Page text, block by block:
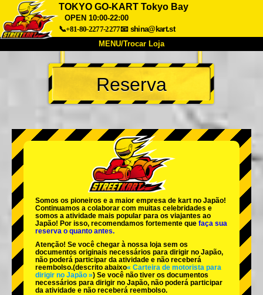
TOKYO GO-KART Tokyo Bay
OPEN 10:00-22:00
📞+81-80-2277-2277📧 shina@kart.st
MENU/Trocar Loja
Sobre Especificações Preços
Acesso Opiniões
Reserva
Trocar Loja
Tokyo Akihabara#1
Tokyo Akihabara#2
Tokyo Shibuya Annex Tokyo Bay
Tokyo Asakusa Osaka
Okinawa
Reserva
Somos os pioneiros e a maior empresa de kart no Japão!
Continuamos a colaborar com muitas celebridades e
somos a atividade mais popular para os viajantes ao
Japão! Por isso, recomendamos fortemente que faça sua
reserva o quanto antes.
Atenção! Se você chegar à nossa loja sem os
documentos originais necessários para dirigir no Japão,
não poderá participar da atividade e não receberá
reembolso.(descrito abaixo« Carteira de motorista para
dirigir no Japão ») Se você não tiver os documentos
necessários para dirigir no Japão, não poderá participar
da atividade e não receberá reembolso.